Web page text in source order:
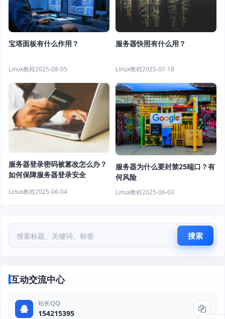
宝塔面板有什么作用？
Linux教程2025-08-05
服务器快照有什么用？
Linux教程2025-07-18
服务器登录密码被篡改怎么办？
如何保障服务器登录安全
Linux教程2025-06-04
服务器为什么要封禁25端口？有
何风险
Linux教程2025-06-03
搜索
互动交流中心
站长QQ
154215395